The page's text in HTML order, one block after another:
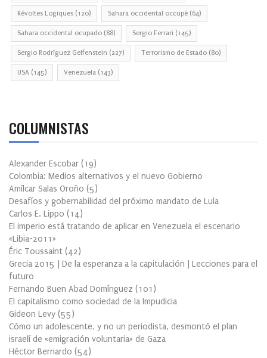
Révoltes Logiques (120) Sahara occidental occupé (64)
Sahara occidental ocupado (88) Sergio Ferrari (145)
Sergio Rodríguez Gelfenstein (227) Terrorismo de Estado (80)
USA (145) Venezuela (143)
COLUMNISTAS
Alexander Escobar (19)
Colombia: Medios alternativos y el nuevo Gobierno
Amílcar Salas Oroño (5)
Desafíos y gobernabilidad del próximo mandato de Lula
Carlos E. Lippo (14)
El imperio está tratando de aplicar en Venezuela el escenario
«Libia-2011»
Éric Toussaint (42)
Grecia 2015 | De la esperanza a la capitulación | Lecciones para el
futuro
Fernando Buen Abad Domínguez (101 )
El capitalismo como sociedad de la Impudicia
Gideon Levy (55)
Cómo un adolescente, y no un periodista, desmontó el plan
israelí de «emigración voluntaria» de Gaza
Héctor Bernardo (54)